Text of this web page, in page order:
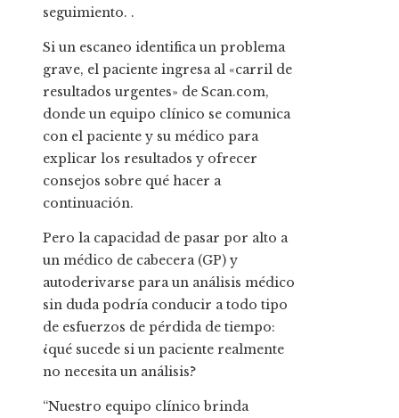
seguimiento. .
Si un escaneo identifica un problema
grave, el paciente ingresa al «carril de
resultados urgentes» de Scan.com,
donde un equipo clínico se comunica
con el paciente y su médico para
explicar los resultados y ofrecer
consejos sobre qué hacer a
continuación.
Pero la capacidad de pasar por alto a
un médico de cabecera (GP) y
autoderivarse para un análisis médico
sin duda podría conducir a todo tipo
de esfuerzos de pérdida de tiempo:
¿qué sucede si un paciente realmente
no necesita un análisis?
“Nuestro equipo clínico brinda